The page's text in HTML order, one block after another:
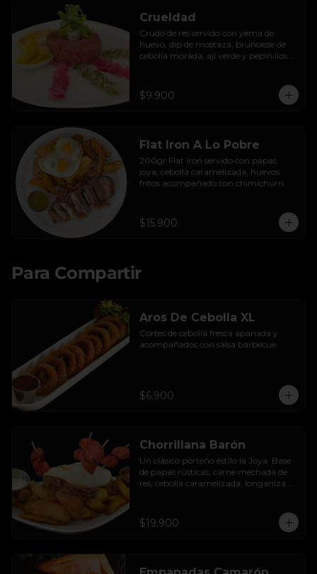
Crueldad
Crudo de res servido con yema de
huevo, dip de mostaza, brunoisse de
cebolla morada, ají verde y pepinillos
$9.900
Flat Iron A Lo Pobre
200gr Flat iron servido con papas
joya, cebolla caramelizada, huevos
fritos acompañado con chimichurri.
$15.900
Para Compartir
Aros De Cebolla XL
Cortes de cebolla fresca apanada y
acompañados con salsa barbecue.
$6.900
Chorrillana Barón
Un clásico porteño estilo la Joya. Base
de papas rústicas, carne mechada de
res, cebolla caramelizada, longaniza
$19.900